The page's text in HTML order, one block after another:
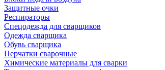
Защитные очки
Респираторы
Спецодежда для сварщиков
Одежда сварщика
Обувь сварщика
Перчатки сварочные
Химические материалы для сварки